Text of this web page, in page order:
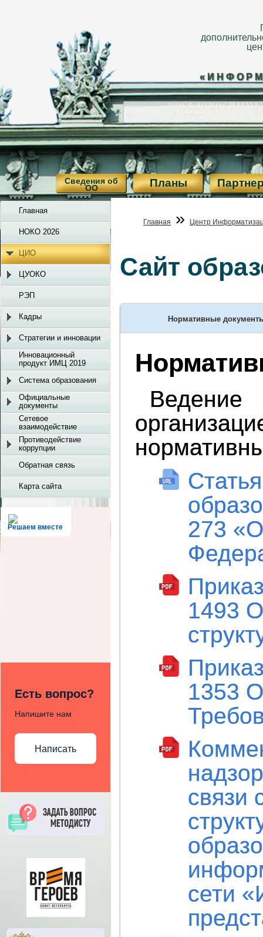
Сведения об
ОО Планы
Главная » Центр
Сайт
Нормативные
273
1493
1353
связи
сети
Письмо
образования»
официальном
Приложение к
2015 г. N 07-
Методических
Методические
сайте
и социальной
Губернатора
Методические
Перечень
Главная
НОКО 2026
ЦИО
ЦУОКО
РЭП
Кадры
Стратегии и инновации
Инновационный
продукт ИМЦ 2019
Система образования
Официальные
документы
Сетевое
взаимодействие
Противодействие
коррупции
Обратная связь
Карта сайта
Решаем вместе
Есть вопрос?
Напишите нам
Написать